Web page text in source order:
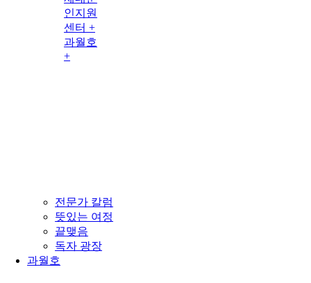
인지원
센터 +
과월호
+
전문가 칼럼
뜻있는 여정
끝맺음
독자 광장
과월호